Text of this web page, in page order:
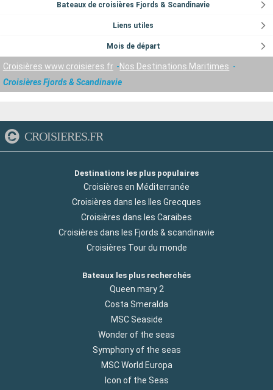
Bateaux de croisières Fjords & Scandinavie
Liens utiles
Mois de départ
Croisières www.croisieres.fr
Nos Destinations Maritimes
Croisières Fjords & Scandinavie
CROISIERES.FR
Destinations les plus populaires
Croisières en Méditerranée
Croisières dans les Iles Grecques
Croisières dans les Caraibes
Croisières dans les Fjords & scandinavie
Croisières Tour du monde
Bateaux les plus recherchés
Queen mary 2
Costa Smeralda
MSC Seaside
Wonder of the seas
Symphony of the seas
MSC World Europa
Icon of the Seas